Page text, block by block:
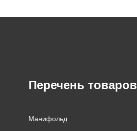
Перечень товаров
Манифольд